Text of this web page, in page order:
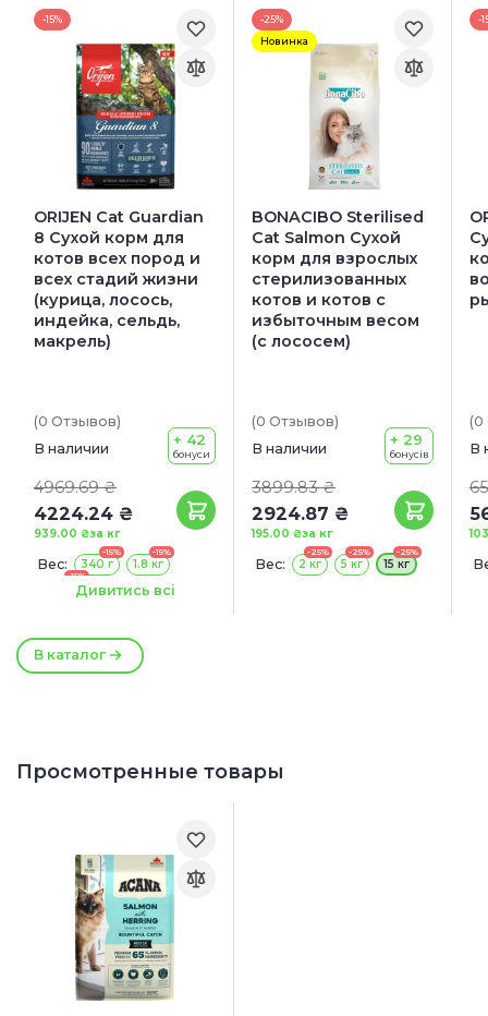
В каталог
-15%
ORIJEN Cat Guardian
8 Сухой корм для
котов всех пород и
всех стадий жизни
(курица, лосось,
индейка, сельдь,
макрель)
(0 Отзывов)
В наличии
4969.69 ₴
4224.24 ₴
за кг
939.00 ₴
+ 42
бонуси
Вес:
-15%
340 г
-15%
1.8 кг
-15%
Дивитись всі
-25%
Новинка
BONACIBO Sterilised
Cat Salmon Сухой
корм для взрослых
стерилизованных
котов и котов с
избыточным весом
(с лососем)
(0 Отзывов)
В наличии
3899.83 ₴
2924.87 ₴
за кг
195.00 ₴
+ 29
бонусів
Вес:
-25%
2 кг
-25%
5 кг
-25%
15 кг
-
(0
В
Просмотренные товары